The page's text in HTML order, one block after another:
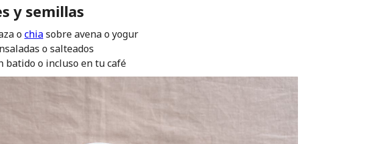
y semillas
ochiasobre avena o yogur
o salteados
batido o incluso en tu café